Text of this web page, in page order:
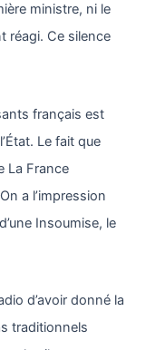
ministre, ni le
réagi. Ce silence
français est
Le fait que
La France
a l’impression
Insoumise, le
d’avoir donné la
traditionnels